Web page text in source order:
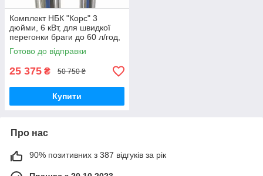
Комплект НБК "Корс" 3
дюйми, 6 кВт, для швидкої
перегонки браги до 60 л/год,
з триногою та унікальним
холодильником
Готово до відправки
25 375 ₴ 50 750 ₴
Купити
Про нас
90% позитивних з 387 відгуків за рік